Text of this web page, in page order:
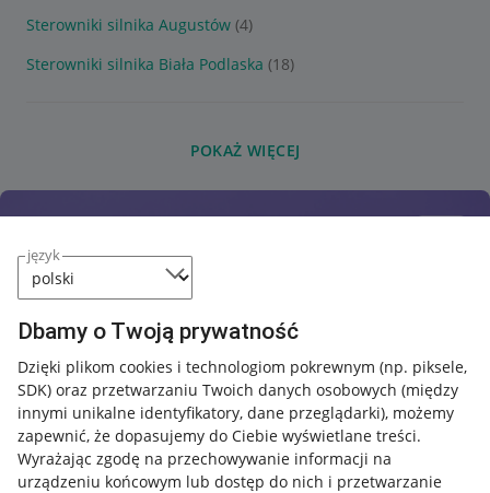
język
Dbamy o Twoją prywatność
Dzięki plikom cookies i technologiom pokrewnym (np. piksele,
SDK) oraz przetwarzaniu Twoich danych osobowych (między
innymi unikalne identyfikatory, dane przeglądarki), możemy
zapewnić, że dopasujemy do Ciebie wyświetlane treści.
Wyrażając zgodę na przechowywanie informacji na
urządzeniu końcowym lub dostęp do nich i przetwarzanie
Sterowniki silnika Augustów (4)
Sterowniki silnika Biała Podlaska (18)
POKAŻ WIĘCEJ